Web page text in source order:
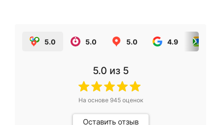
5.0 5.0 5.0 4.9
5.0 из 5
На основе 945оценок
Оставить отзыв